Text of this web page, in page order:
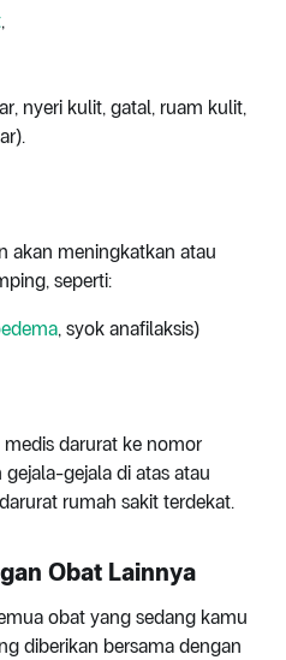
,
nyeri kulit, gatal, ruam kulit,
akan meningkatkan atau
seperti:
, syok anafilaksis)
darurat ke nomor
gejala di atas atau
rumah sakit terdekat.
Obat Lainnya
obat yang sedang kamu
diberikan bersama dengan